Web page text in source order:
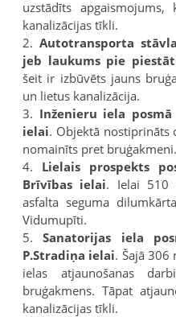
uzstādīts
kanalizācijas tīkli.
Autotransporta
jeb laukums pie
šeit ir izbūvēts jauns
un lietus kanalizācija.
Inženieru iela
ielai. Objektā nostiprināts
nomainīts pret bruģakmeni.
Lielais prospekts
Brīvības ielai. Ielai 510
asfalta seguma
Vidumupīti.
Sanatorijas iela
P.Stradiņa ielai. Šajā 306
ielas atjaunošanas
bruģakmens. Tāpat
kanalizācijas tīkli.